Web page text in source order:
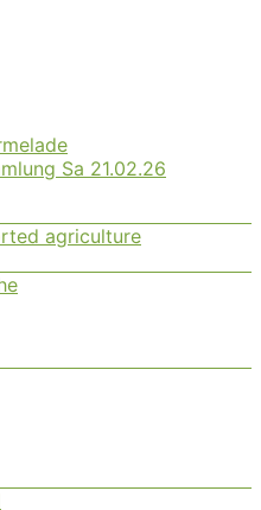
Sa 21.02.26
agriculture